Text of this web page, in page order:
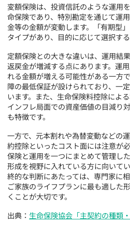
変額保険は、投資信託のような運用
命保険であり、特別勘定を通じて運
金等の金額が変動します。「有期型
タイプがあり、目的に応じて選択する
定額保険との大きな違いは、運用結
返戻金が増減する点にあります。運
れる金額が増える可能性がある一方
障の最低保証が設けられており、一
います。また、生命保険料控除によ
インフレ局面での資産価値の目減り
も特徴です。
一方で、元本割れや為替変動などの
約控除といったコスト面には注意が
保険と運用を一つにまとめて管理し
形成を視野に入れている方に向いて
終的な判断にあたっては、専門家に
ご家族のライフプランに最も適した
くことが大切です。
出典： 生命保険協会「主契約の種類・